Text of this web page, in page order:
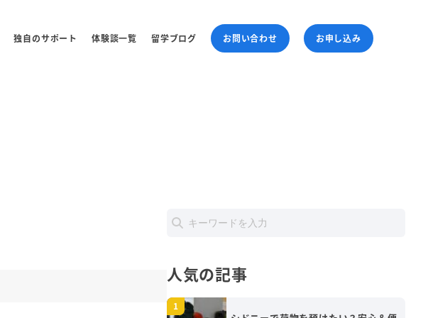
独自のサポート 体験談一覧 留学ブログ お問い合わせ お申し込み
人気の記事